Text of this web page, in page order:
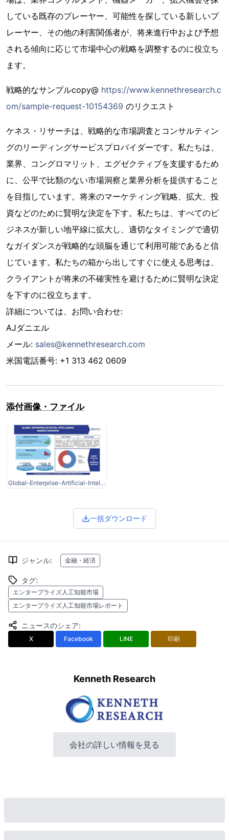
している既存のプレーヤー、可能性を探している新しいプ
レーヤー、その他の利害関係者が、将来進行中および予想
される傾向に応じて市場中心の戦略を調整するのに役立ち
ます。
戦略的なサンプルcopy@ https://www.kennethresearch.c
om/sample-request-10154369 のリクエスト
ケネス・リサーチは、戦略的な市場調査とコンサルティン
グのリーディングサービスプロバイダーです。私たちは、
業界、コングロマリット、エグゼクティブを支援するため
に、公平で比類のない市場洞察と業界分析を提供すること
を目指しています。将来のマーケティング戦略、拡大、投
資などのために賢明な決定を下す。私たちは、すべてのビ
ジネスが新しい地平線に拡大し、適切なタイミングで適切
なガイダンスが戦略的な頭脳を通じて利用可能であると信
じています。私たちの箱から出してすぐに使える思考は、
クライアントが将来の不確実性を避けるために賢明な決定
を下すのに役立ちます。
詳細については、お問い合わせ:
AJダニエル
メール: sales@kennethresearch.com
米国電話番号: +1 313 462 0609
添付画像・ファイル
Global-Enterprise-Artificial-Intelligence-Market.jpg
一括ダウンロード
ジャンル: 金融・経済
タグ:
エンタープライズ人工知能市場
エンタープライズ人工知能市場レポート
ニュースのシェア:
X Facebook LINE 印刷
Kenneth Research
会社の詳しい情報を見る